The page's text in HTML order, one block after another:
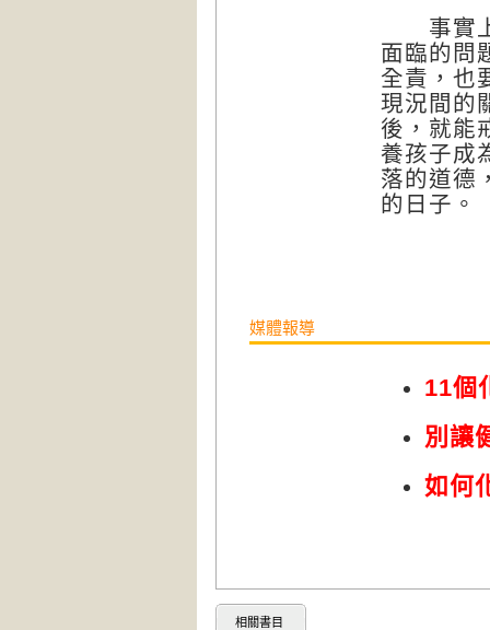
事實上
面臨的問
全責，也
現況間的
後，就能
養孩子成
落的道德
的日子。
媒體報導
11個
別讓
如何
相關書目